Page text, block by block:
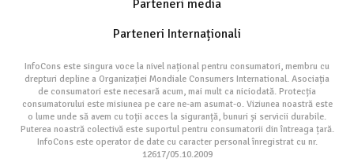
Parteneri media
Parteneri Internaționali
InfoCons este singura voce la nivel național pentru consumatori, membru cu
drepturi depline a Organizației Mondiale Consumers International. Asociația
de consumatori este necesară acum, mai mult ca niciodată. Protecția
consumatorului este misiunea pe care ne-am asumat-o. Viziunea noastră este
o lume unde să avem cu toții acces la siguranță, bunuri și servicii durabile.
Puterea noastră colectivă este suportul pentru consumatorii din întreaga țară.
InfoCons este operator de date cu caracter personal înregistrat cu nr.
12617/05.10.2009